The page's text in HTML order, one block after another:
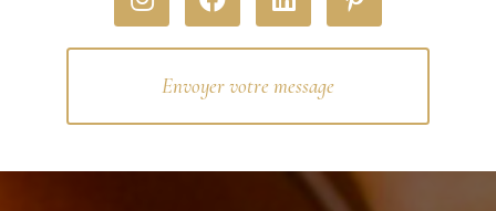
Envoyer votre message